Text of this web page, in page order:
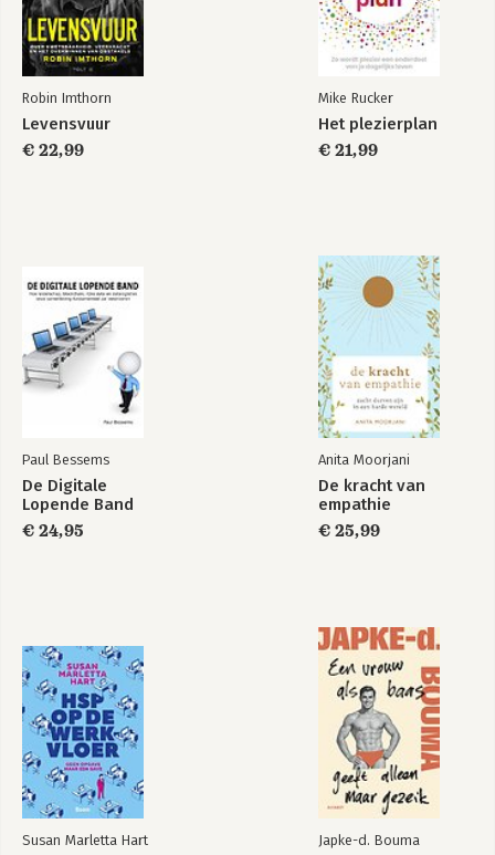
De Projectsaboteur
Robin Imthorn
Levensvuur
€ 22,99
Mike Rucker
Het plezierplan
€ 21,99
Paul Bessems
De Digitale
Lopende Band
€ 24,95
Anita Moorjani
De kracht van
empathie
€ 25,99
Susan Marletta Hart Japke-d. Bouma